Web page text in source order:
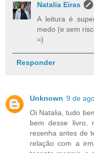
Natalia Eiras
A leitura é
medo (e sem
=)
Responder
Unknown 9 de
Oi Natalia, tudo
bem desse livro,
resenha antes de
relação com a